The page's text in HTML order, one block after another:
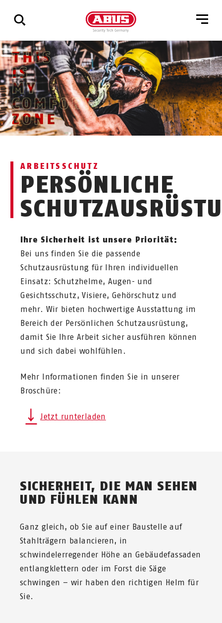
Zeige
alle
Ergebnisse
ARBEITSSCHUTZ
PERSÖNLICHE
Ihre Sicherheit ist unsere Priorität:
Bei uns finden Sie die passende
Schutzausrüstung für Ihren individuellen
Einsatz: Schutzhelme, Augen- und
Gesichtsschutz, Visiere, Gehörschutz und
mehr. Wir bieten hochwertige Ausstattung im
Bereich der Persönlichen Schutzausrüstung,
damit Sie Ihre Arbeit sicher ausführen können
und sich dabei wohlfühlen.
Mehr Informationen finden Sie in unserer
Broschüre:
Jetzt runterladen
SICHERHEIT, DIE MAN SEHEN
UND FÜHLEN KANN
Ganz gleich, ob Sie auf einer Baustelle auf
Stahlträgern balancieren, in
schwindelerregender Höhe an Gebäudefassaden
entlangklettern oder im Forst die Säge
schwingen – wir haben den richtigen Helm für
Sie.